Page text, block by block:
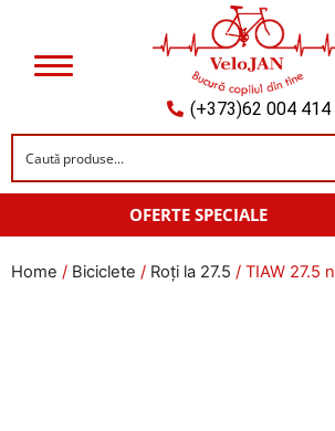
(+373)62 004 414
OFERTE SPECIALE
Home / Biciclete / Roți la 27.5 / TIAW 27.5